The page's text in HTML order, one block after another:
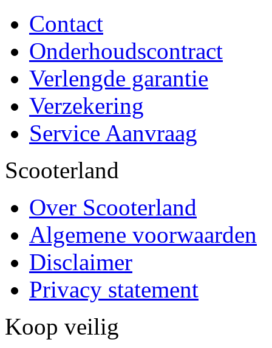
Contact
Onderhoudscontract
Verlengde garantie
Verzekering
Service Aanvraag
Scooterland
Over Scooterland
Algemene voorwaarden
Disclaimer
Privacy statement
Koop veilig